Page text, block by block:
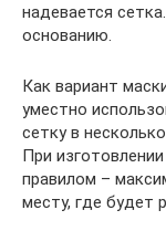
надевается
основанию.
Как вариант
уместно
сетку в
При
правилом –
месту, где будет